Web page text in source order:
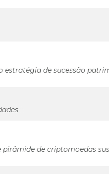
estratégia de sucessão
de criptomoedas